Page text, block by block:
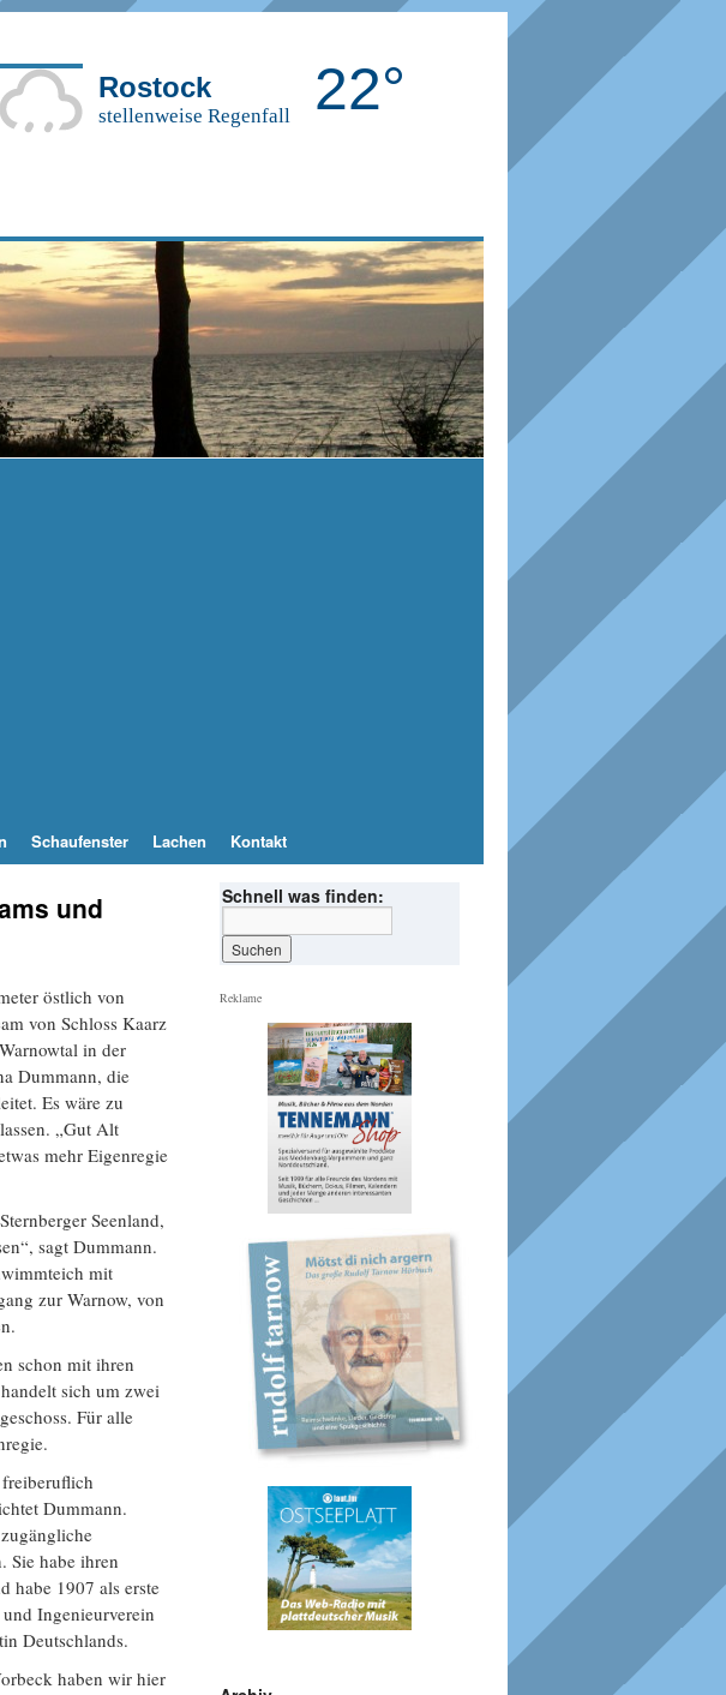
Rostock
stellenweise Regenfall 22°
Schaufenster Lachen Kontakt
und
östlich von
von Schloss Kaarz
in der
Dummann, die
Es wäre zu
„Gut Alt
mehr Eigenregie
Seenland,
sagt Dummann.
mit
zur Warnow, von
schon mit ihren
sich um zwei
Für alle
Dummann.
Sie habe ihren
habe 1907 als erste
Ingenieurverein
Deutschlands.
haben wir hier
Schnell was finden:
Reklame